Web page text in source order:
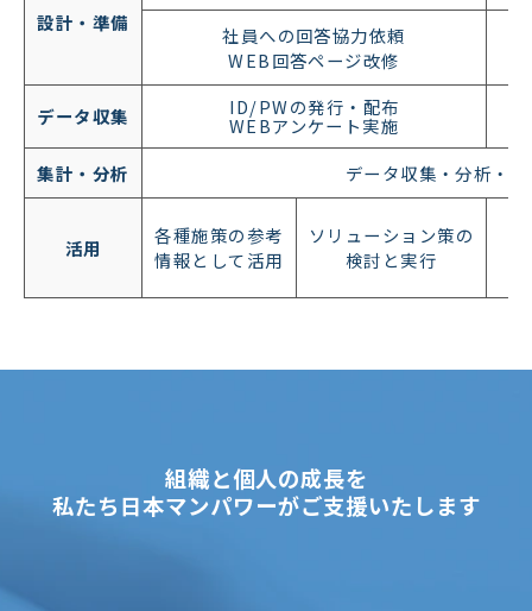
設計・準備
社員への回答協力依頼
WEB回答ページ改修
データ収集 ID/PWの発行・配布
WEBアンケート実施
集計・分析 データ収集・分析・
活用
各種施策の参考
情報として活用
ソリューション策の
検討と実行
組織と個人の成長を
私たち日本マンパワーがご支援いたします